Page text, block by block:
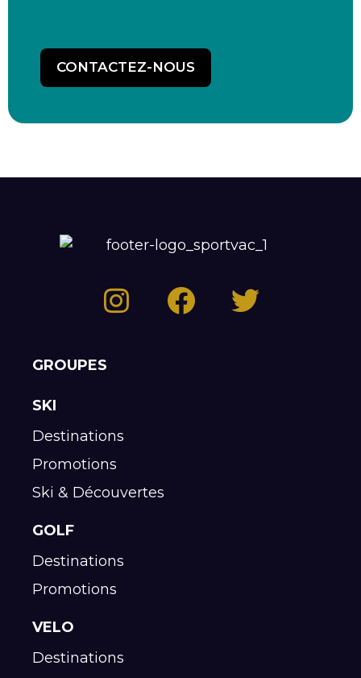
CONTACTEZ-NOUS
GROUPES
SKI
Destinations
Promotions
Ski & Découvertes
GOLF
Destinations
Promotions
VELO
Destinations